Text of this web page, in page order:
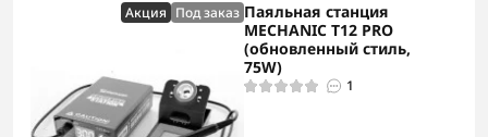
Акция Под заказ Паяльная станция
MECHANIC T12 PRO
(обновленный стиль,
75W)
1